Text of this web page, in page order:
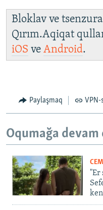
Bloklav ve
Qırım.Aqiqat
iOS ve Android.
Paylaşmaq VPN-
Oqumağa
"Er